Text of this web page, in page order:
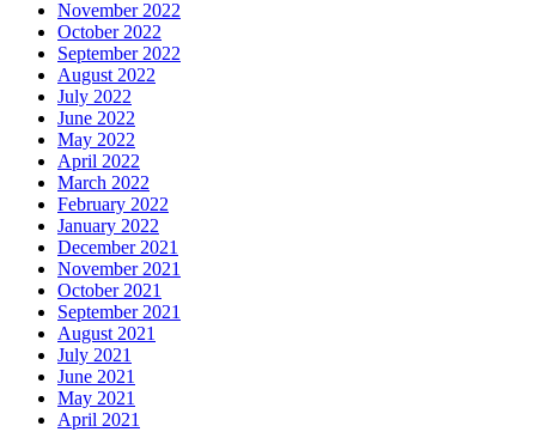
November 2022
October 2022
September 2022
August 2022
July 2022
June 2022
May 2022
April 2022
March 2022
February 2022
January 2022
December 2021
November 2021
October 2021
September 2021
August 2021
July 2021
June 2021
May 2021
April 2021